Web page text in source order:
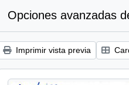
Opciones avanzadas
Imprimir vista previa